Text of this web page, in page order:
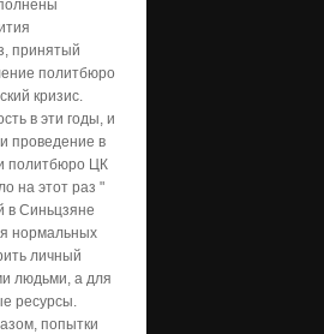
принятый
политбюро
кризис.
в эти годы, и
проведение в
политбюро ЦК
на этот раз "
в Синьцзяне
нормальных
личный
людьми, а для
ресурсы.
попытки